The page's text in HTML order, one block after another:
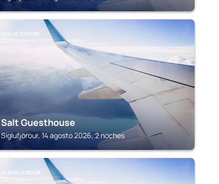
SIGLUFJÖROUR
Salt Guesthouse
Siglufjörour, 14 agosto 2026, 2 noches
OLAFSFJORDUR